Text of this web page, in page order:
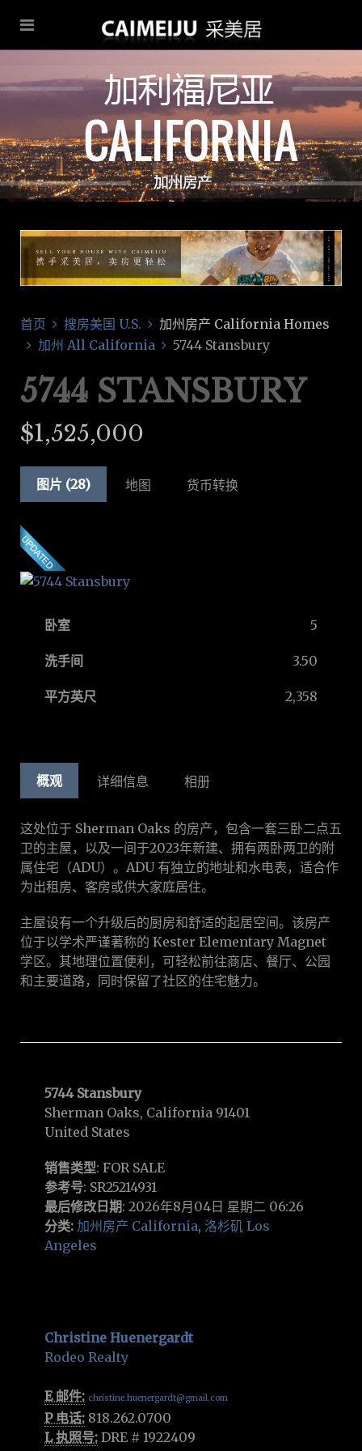
首页 搜房美国 U.S.
加州房产 California Homes
加州 All California
5744 Stansbury
5744 STANSBURY
$1,525,000
图片 (28) 地图 货币转换
卧室 5
洗手间 3.50
平方英尺 2,358
概观 详细信息 相册
这处位于 Sherman Oaks 的房产，包含一套三卧二点五
卫的主屋，以及一间于2023年新建、拥有两卧两卫的附
属住宅（ADU）。ADU 有独立的地址和水电表，适合作
为出租房、客房或供大家庭居住。
主屋设有一个升级后的厨房和舒适的起居空间。该房产
位于以学术严谨著称的 Kester Elementary Magnet
学区。其地理位置便利，可轻松前往商店、餐厅、公园
和主要道路，同时保留了社区的住宅魅力。
5744 Stansbury
Sherman Oaks, California 91401
United States
销售类型: FOR SALE
参考号: SR25214931
最后修改日期: 2026年8月04日 星期二 06:26
分类: 加州房产 California, 洛杉矶 Los
Angeles
Christine Huenergardt
Rodeo Realty
E 邮件: christine.huenergardt@gmail.com
P 电话: 818.262.0700
L 执照号: DRE # 1922409